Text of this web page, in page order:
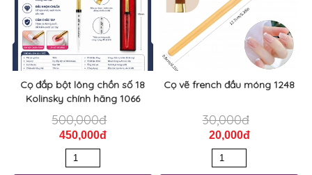
Cọ đắp bột lông chồn số 18
Kolinsky chính hãng 1066
500,000đ
450,000đ
Cọ vẽ french đầu móng 1248
30,000đ
20,000đ